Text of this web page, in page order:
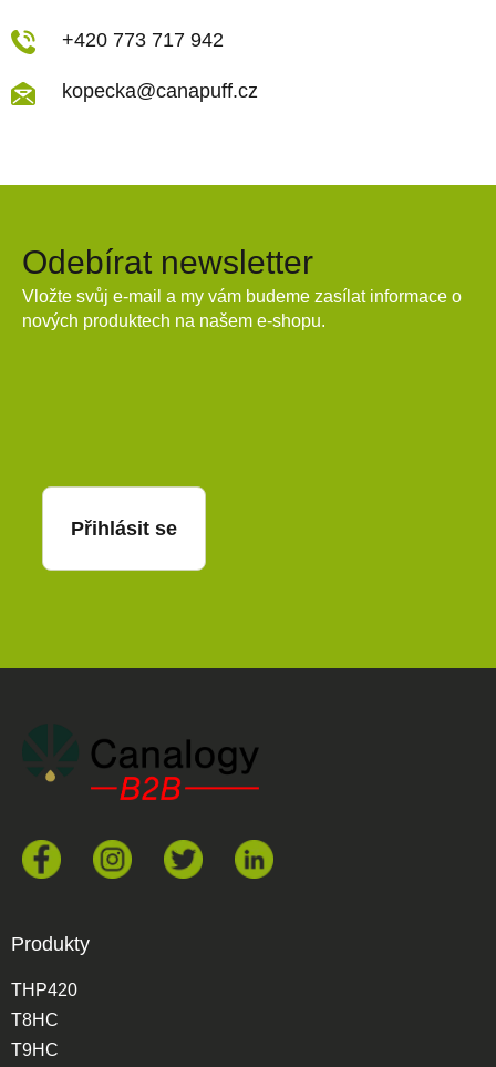
+420 773 717 942
kopecka@canapuff.cz
Odebírat newsletter
Vložte svůj e-mail a my vám budeme zasílat informace o
nových produktech na našem e-shopu.
Přihlásit se
Produkty
THP420
T8HC
T9HC